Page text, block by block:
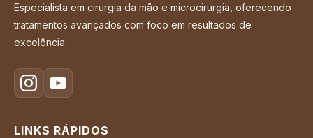
Especialista em cirurgia da mão e microcirurgia, oferecendo
tratamentos avançados com foco em resultados de
excelência.
LINKS RÁPIDOS